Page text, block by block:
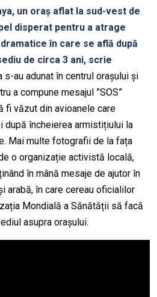
un oraș aflat la sud-vest de
disperat pentru a atrage
în care se află după
de circa 3 ani, scrie
s-au adunat în centrul orașului și
a compune mesajul ”SOS”
fi văzut din avioanele care
după încheierea armistițiului la
Mai multe fotografii de la fața
o organizație activistă locală,
în mână mesaje de ajutor în
arabă, în care cereau oficialilor
Mondială a Sănătății să facă
asupra orașului.